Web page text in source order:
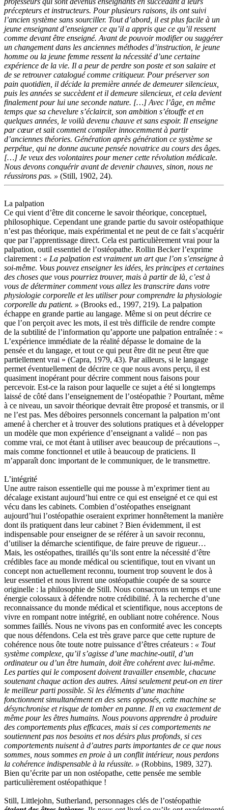
précepteurs et instructeurs. Pour plusieurs raisons, ils ont suivi
l’ancien système sans sourciller. Tout d’abord, il est plus facile à un
jeune enseignant d’enseigner ce qu’il a appris que ce qu’il ressent
comme devant être enseigné. Avant de pouvoir modifier ou suggérer
un changement dans les anciennes méthodes d’instruction, le jeune
homme ou la jeune femme ressent la nécessité d’une certaine
expérience de la vie. Il a peur de perdre son poste et son salaire et
de se retrouver catalogué comme critiqueur. Pour préserver son
pain quotidien, il décide la première année de demeurer silencieux,
puis les années se succèdent et il demeure silencieux, et cela devient
finalement pour lui une seconde nature. […] Avec l’âge, en même
temps que sa chevelure s’éclaircit, son ambition s’étouffe et en
quelques années, le voilà devenu chauve et sans espoir. Il enseigne
par cœur et sait comment compiler innocemment à partir
d’anciennes théories. Génération après génération ce système se
perpétue, qui ne donne aucune pensée novatrice au cours des âges.
[…] Je veux des volontaires pour mener cette révolution médicale.
Nous devons conquérir avant de devenir chauves, sinon, nous ne
réussirons pas. » (Still, 1902, 24).
La palpation
Ce qui vient d’être dit concerne le savoir théorique, conceptuel,
philosophique. Cependant une grande partie du savoir ostéopathique
n’est pas théorique, mais expérimental et ne peut de ce fait s’acquérir
que par l’apprentissage direct. Cela est particulièrement vrai pour la
palpation, outil essentiel de l’ostéopathe. Rollin Becker l’exprime
clairement : « La palpation est vraiment un art que l’on s’enseigne à
soi-même. Vous pouvez enseigner les idées, les principes et certaines
des choses que vous pourriez trouver, mais à partir de là, c’est à
vous de déterminer comment vous allez les transcrire dans votre
physiologie corporelle et les utiliser pour comprendre la physiologie
corporelle du patient. » (Brooks ed., 1997, 219). La palpation
échappe en grande partie au langage. Même si on peut décrire ce
que l’on perçoit avec les mots, il est très difficile de rendre compte
de la subtilité de l’information qu’apporte une palpation entraînée : «
L’expérience immédiate de la réalité dépasse le domaine de la
pensée et du langage, et tout ce qui peut être dit ne peut être que
partiellement vrai » (Capra, 1979, 43). Par ailleurs, si le langage
permet éventuellement de décrire ce que nous avons perçu, il est
quasiment inopérant pour décrire comment nous faisons pour
percevoir. Est-ce la raison pour laquelle ce sujet a été si longtemps
laissé de côté dans l’enseignement de l’ostéopathie ? Pourtant, même
à ce niveau, un savoir théorique devrait être proposé et transmis, or il
ne l’est pas. Mes déboires personnels concernant la palpation m’ont
amené à chercher et à trouver des solutions pratiques et à développer
un modèle que mon expérience d’enseignant a validé – non pas
comme vrai, ce mot étant à utiliser avec beaucoup de précautions –,
mais comme fonctionnel et utile à beaucoup de praticiens. Il
m’apparaît donc important de le communiquer, de le transmettre.
L’intégrité
Une autre raison essentielle qui me pousse à m’exprimer tient au
décalage existant aujourd’hui entre ce qui est enseigné et ce qui est
vécu dans les cabinets. Combien d’ostéopathes enseignant
aujourd’hui l’ostéopathie oseraient exprimer honnêtement la manière
dont ils pratiquent dans leur cabinet ? Bien évidemment, il est
indispensable pour enseigner de se référer à un savoir reconnu,
d’utiliser la démarche scientifique, de faire preuve de rigueur…
Mais, les ostéopathes, tiraillés qu’ils sont entre la nécessité d’être
crédibles face au monde médical ou scientifique, tout en vivant un
concept non actuellement reconnu, tournent trop souvent le dos à
leur essentiel et nous livrent une ostéopathie coupée de sa source
originelle : la philosophie de Still. Nous consacrons un temps et une
énergie colossaux à défendre notre crédibilité. À la recherche d’une
reconnaissance du monde médical et scientifique, nous acceptons de
vivre en rompant notre intégrité, en oubliant notre cohérence. Nous
sommes faillés. Nous ne vivons pas en conformité avec les concepts
que nous défendons. Cela est très grave parce que cette rupture de
cohérence nous ôte toute notre puissance d’êtres créateurs : « Tout
système complexe, qu’il s’agisse d’une machine-outil, d’un
ordinateur ou d’un être humain, doit être cohérent avec lui-même.
Les parties qui le composent doivent travailler ensemble, chacune
soutenant chaque action des autres. Ainsi seulement peut-on en tirer
le meilleur parti possible. Si les éléments d’une machine
fonctionnent simultanément en des sens opposés, cette machine se
désynchronise et risque de tomber en panne. Il en va exactement de
même pour les êtres humains. Nous pouvons apprendre à produire
des comportements plus efficaces, mais si ces comportements ne
soutiennent pas nos besoins et nos désirs plus profonds, si ces
comportements nuisent à d’autres parts importantes de ce que nous
sommes, nous sommes en proie à un conflit intérieur, nous perdons
la cohérence indispensable à la réussite. » (Robbins, 1989, 327).
Bien qu’écrite par un non ostéopathe, cette pensée me semble
particulièrement ostéopathique !
Still, Littlejohn, Sutherland, personnages clés de l’ostéopathie